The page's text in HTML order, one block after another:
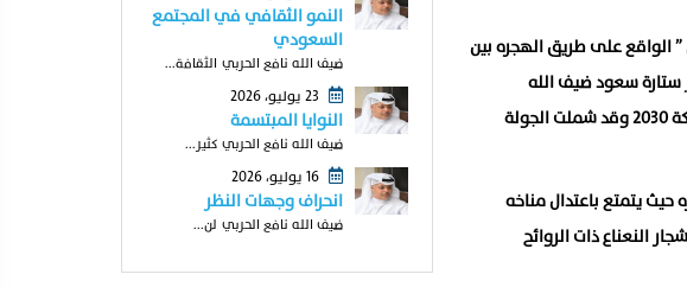
” الواقع على طريق الهجره بين
ستارة سعود ضيف الله
السلمي كان الهدف منها اكتشاف الأماكن السياحية بالمركز لاطلاع الجهات المختصة عليها وتنميتها وفق رؤية المملكة ٢٠٣٠ وقد شملت الجولة
يتمتع باعتدال مناخه
النعناع ذات الروائح
النمو الثقافي في المجتمع
السعودي
ضيف الله نافع الحربي الثقافة...
النوايا المبتسمة
ضيف الله نافع الحربي كثير...
انحراف وجهات النظر
ضيف الله نافع الحربي لن...